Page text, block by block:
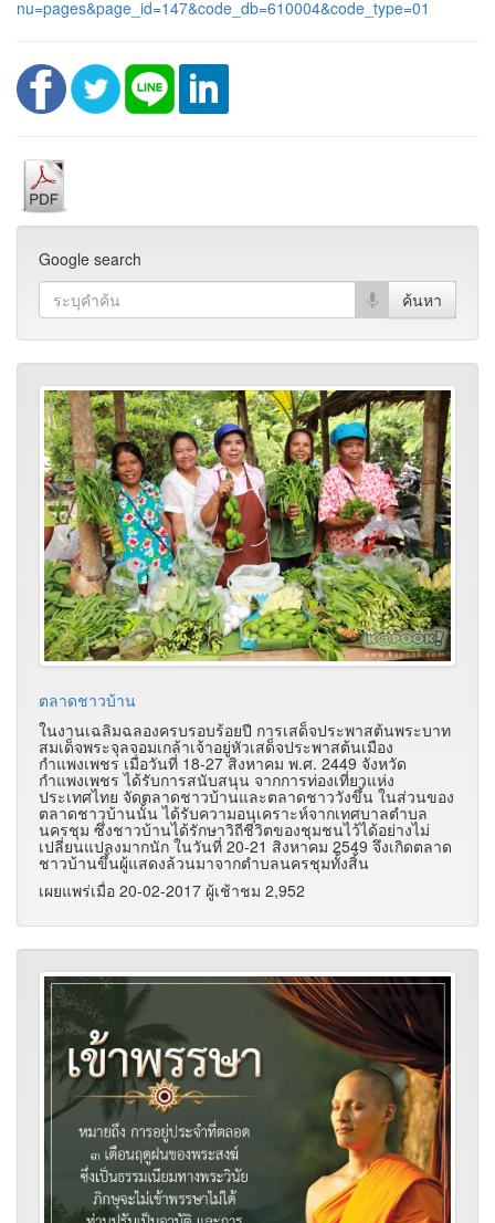
nu=pages&page_id=147&code_db=610004&code_type=01
Google search
ตลาดชาวบ้าน
ในงานเฉลิมฉลองครบรอบร้อยปี การเสด็จประพาสต้นพระบาท
สมเด็จพระจุลจอมเกล้าเจ้าอยู่หัวเสด็จประพาสต้นเมือง
กำแพงเพชร เมื่อวันที่ 18-27 สิงหาคม พ.ศ. 2449 จังหวัด
กำแพงเพชร ได้รับการสนับสนุน จากการท่องเที่ยวแห่ง
ประเทศไทย จัดตลาดชาวบ้านและตลาดชาววังขึ้น ในส่วนของ
ตลาดชาวบ้านนั้น ได้รับความอนุเคราะห์จากเทศบาลตำบล
นครชุม ซึ่งชาวบ้านได้รักษาวิถีชีวิตของชุมชนไว้ได้อย่างไม่
เปลี่ยนแปลงมากนัก ในวันที่ 20-21 สิงหาคม 2549 จึงเกิดตลาด
ชาวบ้านขึ้นผู้แสดงล้วนมาจากตำบลนครชุมทั้งสิ้น
เผยแพร่เมื่อ 20-02-2017 ผู้เช้าชม 2,952